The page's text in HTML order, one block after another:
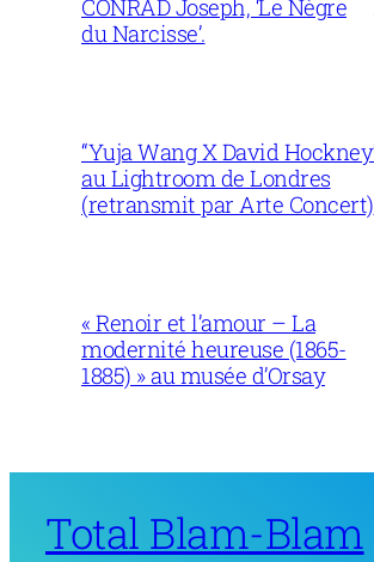
CONRAD Joseph, ‘Le Nègre
du Narcisse’.
“Yuja Wang X David
au Lightroom de Londres
(retransmit par Arte Concert)
« Renoir et l’amour – La
modernité heureuse (1865-
1885) » au musée d’Orsay
Total Blam-Blam